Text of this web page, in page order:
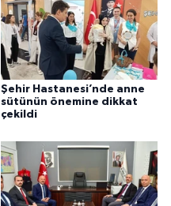
Şehir Hastanesi’nde anne
sütünün önemine dikkat
çekildi